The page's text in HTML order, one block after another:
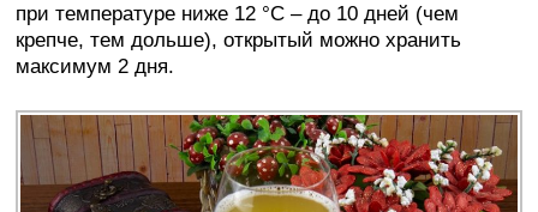
при температуре ниже 12 °C – до 10 дней (чем
крепче, тем дольше), открытый можно хранить
максимум 2 дня.